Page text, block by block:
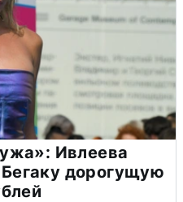
Ивлеева
дорогущую